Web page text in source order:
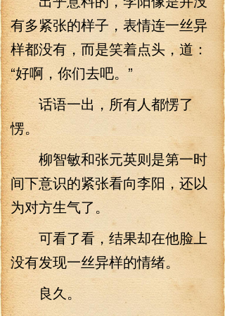
有多紧张的样子，表情连一丝异
样都没有，而是笑着点头，道：
“好啊，你们去吧。”
话语一出，所有人都愣了
愣。
柳智敏和张元英则是第一时
间下意识的紧张看向李阳，还以
为对方生气了。
可看了看，结果却在他脸上
没有发现一丝异样的情绪。
良久。